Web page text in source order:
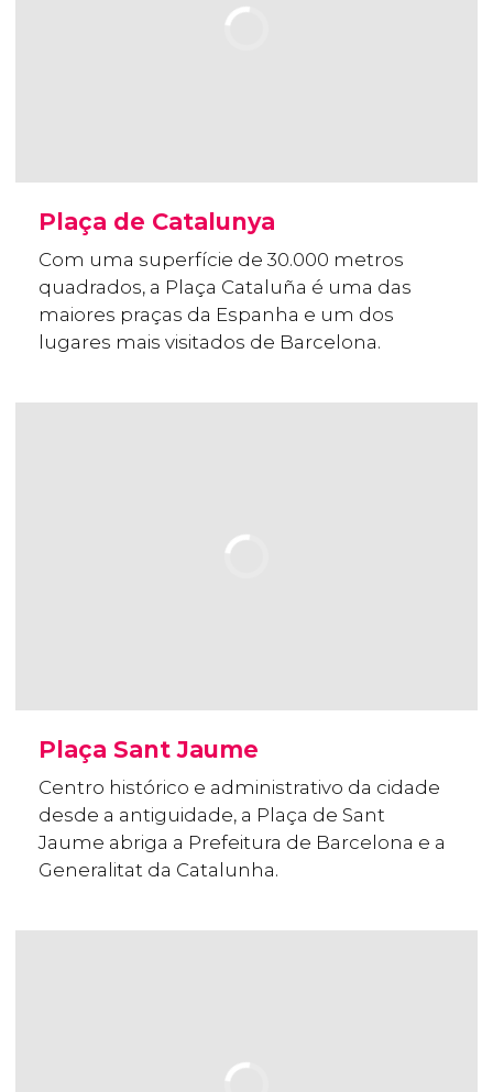
Plaça de Catalunya
Com uma superfície de 30.000 metros
quadrados, a Plaça Cataluña é uma das
maiores praças da Espanha e um dos
lugares mais visitados de Barcelona.
Plaça Sant Jaume
Centro histórico e administrativo da cidade
desde a antiguidade, a Plaça de Sant
Jaume abriga a Prefeitura de Barcelona e a
Generalitat da Catalunha.